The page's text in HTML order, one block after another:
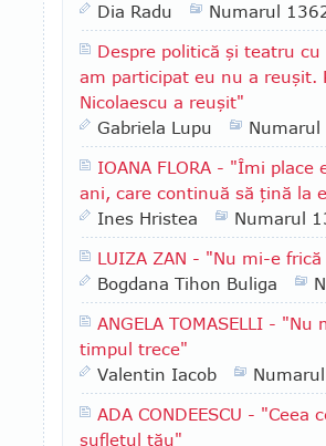
Dia Radu
Numarul
Despre politică şi teatru cu
am participat eu nu a reuşit.
Nicolaescu a reuşit"
Gabriela Lupu
IOANA FLORA - "Îmi
ani, care continuă să ţină la
Ines Hristea
Numarul
LUIZA ZAN - "Nu mi-e
Bogdana Tihon Buliga
ANGELA TOMASELLI -
timpul trece"
Valentin Iacob
ADA CONDEESCU -
sufletul tău"